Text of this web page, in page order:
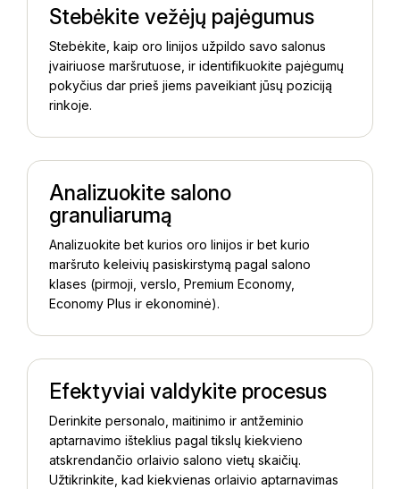
Stebėkite vežėjų pajėgumus
Stebėkite, kaip oro linijos užpildo savo salonus
įvairiuose maršrutuose, ir identifikuokite pajėgumų
pokyčius dar prieš jiems paveikiant jūsų poziciją
rinkoje.
Analizuokite salono
granuliarumą
Analizuokite bet kurios oro linijos ir bet kurio
maršruto keleivių pasiskirstymą pagal salono
klases (pirmoji, verslo, Premium Economy,
Economy Plus ir ekonominė).
Efektyviai valdykite procesus
Derinkite personalo, maitinimo ir antžeminio
aptarnavimo išteklius pagal tikslų kiekvieno
atskrendančio orlaivio salono vietų skaičių.
Užtikrinkite, kad kiekvienas orlaivio aptarnavimas